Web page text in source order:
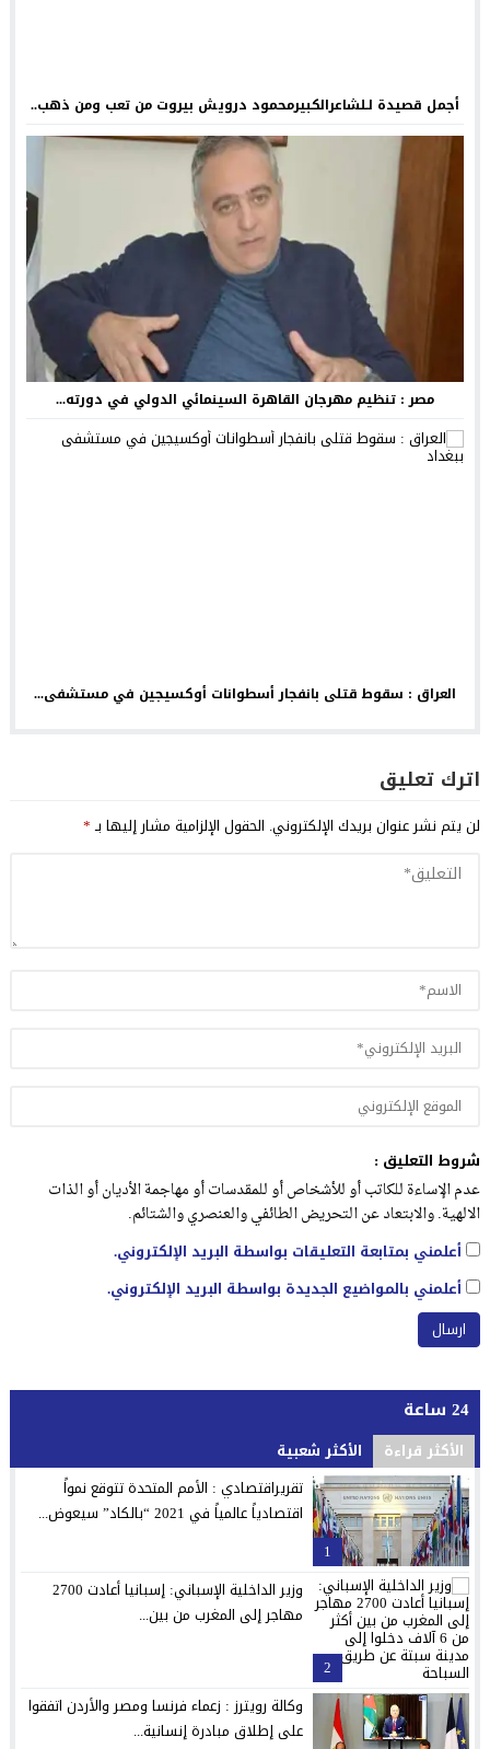
أجمل قصيدة لـلشاعرالكبيرمحمود درويش بيروت من تعب ومن ذهب..
مصر : تنظيم مهرجان القاهرة السينمائي الدولي في دورته...
العراق : سقوط قتلى بانفجار أسطوانات أوكسيجين في مستشفى...
اترك تعليق
لن يتم نشر عنوان بريدك الإلكتروني. الحقول الإلزامية مشار إليها بـ*
شروط التعليق :
عدم الإساءة للكاتب أو للأشخاص أو للمقدسات أو مهاجمة الأديان أو الذات
الالهية. والابتعاد عن التحريض الطائفي والعنصري والشتائم.
أعلمني بمتابعة التعليقات بواسطة البريد الإلكتروني.
أعلمني بالمواضيع الجديدة بواسطة البريد الإلكتروني.
24 ساعة
الأكثر قراءة الأكثر شعبية
1
تقريراقتصادي : الأمم المتحدة تتوقع نمواً
اقتصادياً عالمياً في 2021 “بالكاد” سيعوض...
2
وزير الداخلية الإسباني: إسبانيا أعادت 2700
مهاجر إلى المغرب من بين...
وكالة رويترز : زعماء فرنسا ومصر والأردن اتفقوا
على إطلاق مبادرة إنسانية...